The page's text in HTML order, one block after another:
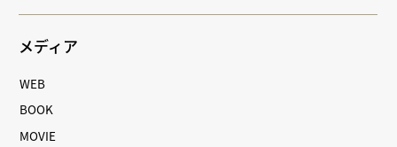
メディア
WEB
BOOK
MOVIE